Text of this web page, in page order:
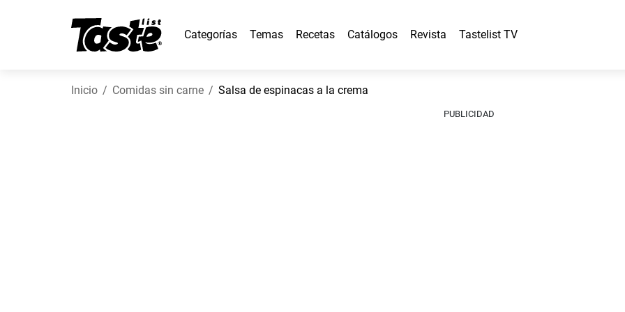
Categorías Temas Recetas Catálogos Revista Tastelist TV
Inicio Comidas sin carne Salsa de espinacas a la crema
PUBLICIDAD